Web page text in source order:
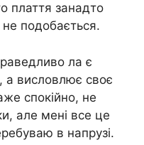
плаття занадто
подобається.
ла є
а висловлює своє
спокійно, не
але мені все це
в напрузі.